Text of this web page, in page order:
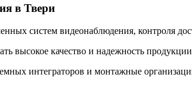
в Твери
систем видеонаблюдения, контроля
высокое качество и надежность
интеграторов и монтажные